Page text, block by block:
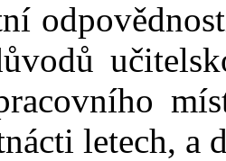
letech, a